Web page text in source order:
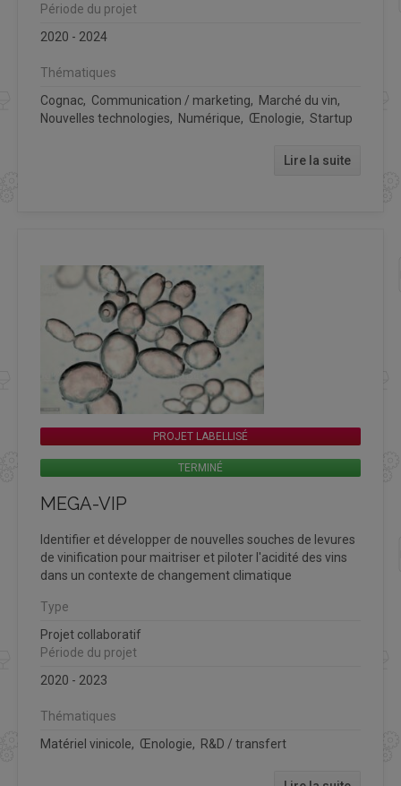
Période du projet
2020 - 2024
Thématiques
Cognac, Communication / marketing, Marché du vin,
Nouvelles technologies, Numérique, Œnologie, Startup
Lire la suite
PROJET LABELLISÉ
TERMINÉ
MEGA-VIP
Identifier et développer de nouvelles souches de levures
de vinification pour maitriser et piloter l'acidité des vins
dans un contexte de changement climatique
Type
Projet collaboratif
Période du projet
2020 - 2023
Thématiques
Matériel vinicole, Œnologie, R&D / transfert